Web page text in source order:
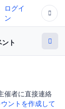
ログイ
ン
ト
催者に直接連絡
ントを作成して